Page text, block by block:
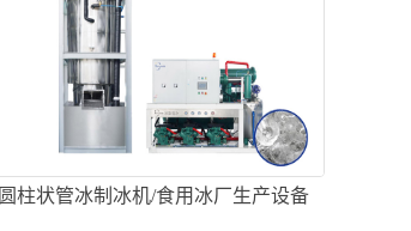
圆柱状管冰制冰机/食用冰厂生产设备